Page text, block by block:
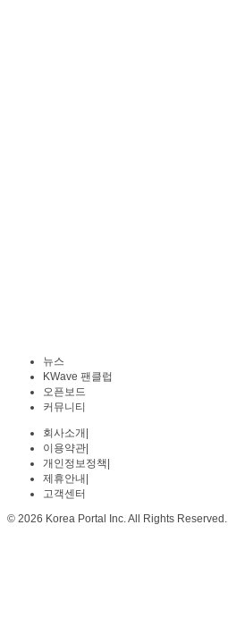
뉴스
KWave 팬클럽
오픈보드
커뮤니티
회사소개
이용약관
개인정보정책
제휴안내
고객센터
© 2026 Korea Portal Inc. All Rights Reserved.